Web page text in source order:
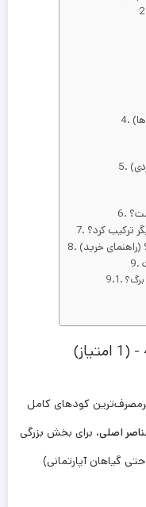
ترکیب کرد؟
خرید)
کودهای کامل
اصلی، برای بخش بزرگی
گیاهان آپارتمانی)